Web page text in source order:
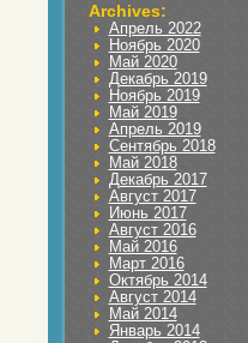
Archives:
Апрель 2022
Ноябрь 2020
Май 2020
Декабрь 2019
Ноябрь 2019
Май 2019
Апрель 2019
Сентябрь 2018
Май 2018
Декабрь 2017
Август 2017
Июнь 2017
Август 2016
Май 2016
Март 2016
Октябрь 2014
Август 2014
Май 2014
Январь 2014